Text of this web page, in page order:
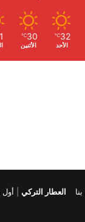
32
℃
الأحد
30
℃
الأثنين
العطار التركي أول